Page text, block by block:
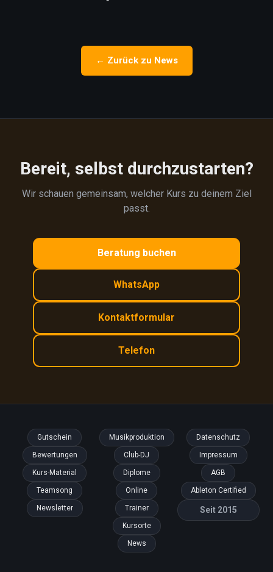
← Zurück zu News
Bereit, selbst durchzustarten?
Wir schauen gemeinsam, welcher Kurs zu deinem Ziel
passt.
Beratung buchen
WhatsApp
Kontaktformular
Telefon
Gutschein
Bewertungen
Kurs-Material
Teamsong
Newsletter
Musikproduktion
Club-DJ
Diplome
Online
Trainer
Kursorte
News
Datenschutz
Impressum
AGB
Ableton Certified
Seit 2015